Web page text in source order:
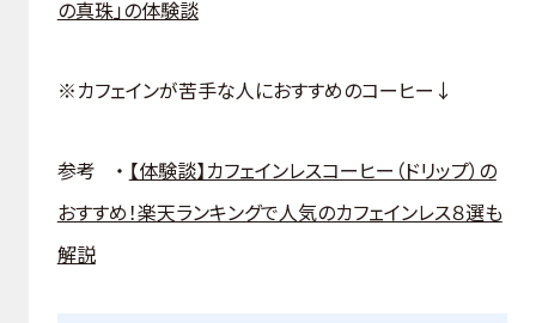
の真珠」の体験談
※カフェインが苦手な人におすすめのコーヒー↓
参考 ・ 【体験談】カフェインレスコーヒー（ドリップ）の
おすすめ！楽天ランキングで人気のカフェインレス８選も
解説